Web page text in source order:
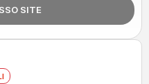
SITE